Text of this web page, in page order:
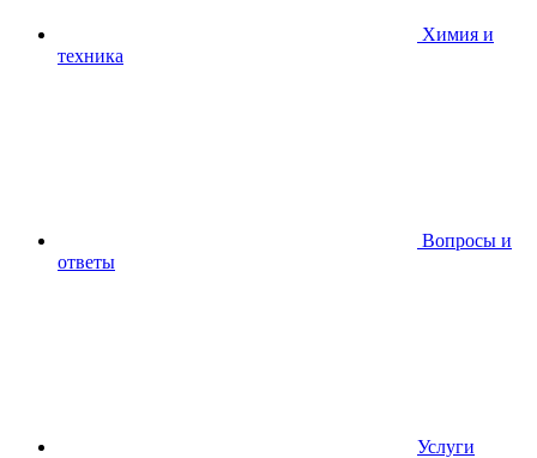
Химия и
техника
Вопросы и
ответы
Услуги